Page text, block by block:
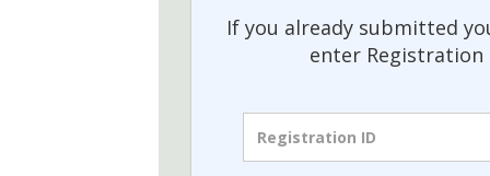
If you already submitted
enter Registration